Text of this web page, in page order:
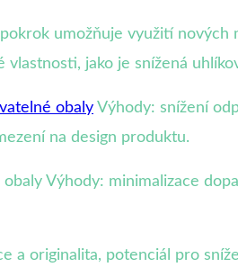
umožňuje využití
vlastnosti, jako je snížená
obaly Výhody: snížení
na design produktu.
Výhody: minimalizace
a originalita, potenciál pro